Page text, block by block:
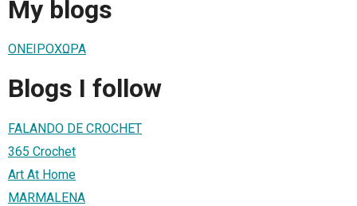
My blogs
ΟΝΕΙΡΟΧΩΡΑ
Blogs I follow
FALANDO DE CROCHET
365 Crochet
Art At Home
MARMALENA